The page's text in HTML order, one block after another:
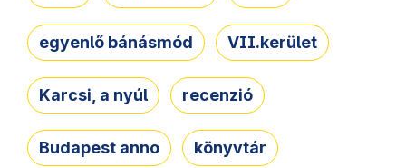
egyenlő bánásmód VII.kerület
Karcsi, a nyúl recenzió
Budapest anno könyvtár